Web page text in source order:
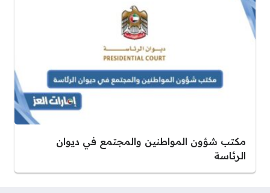
مكتب شؤون المواطنين والمجتمع في ديوان
الرئاسة